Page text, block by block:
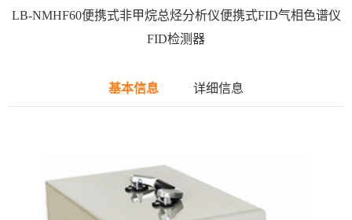
LB-NMHF60便携式非甲烷总烃分析仪便携式FID气相色谱仪
FID检测器
基本信息 详细信息